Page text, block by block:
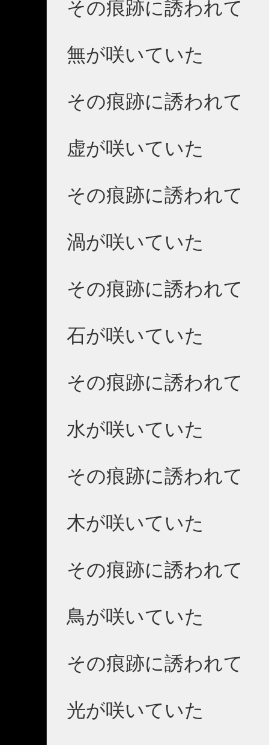
その痕跡に誘われて
無が咲いていた
その痕跡に誘われて
虚が咲いていた
その痕跡に誘われて
渦が咲いていた
その痕跡に誘われて
石が咲いていた
その痕跡に誘われて
水が咲いていた
その痕跡に誘われて
木が咲いていた
その痕跡に誘われて
鳥が咲いていた
その痕跡に誘われて
光が咲いていた